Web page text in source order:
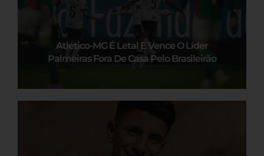
Atlético-MG É Letal E Vence O Líder
Palmeiras Fora De Casa Pelo Brasileirão